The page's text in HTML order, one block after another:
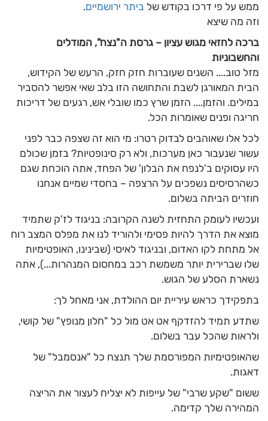
ממש על פי דרכו בקודש של ביתר ירושמיים.
וזה מה שיצא
ברכה לחזאי מגוש עציון – גרסת ה"נצח", המודלים
והחשבוניות
מזל טוב.... השנים שעוברות חזק חזק, הרעש של הקידוש,
הבית המאורגן לשבת והתחושה הזו בלב שאי אפשר להסביר
במילים. והזמן.... הזמן שרץ כמו שובלי אש, רגעים של דריכות
חריגה ופנים שאומרות הכל.
לכל אלו שאוהבים לבדוק רטרו: מי הוא זה שצפה כבר לפני
עשור שנעבור כאן מערכות, ולא רק סינופטיות? בזמן שכולם
היו עסוקים ב'לנפח את הבלון' של הפחד, אתה הוכחת שגם
כשהרסיסים נשפכים על הרצפה – בחסדי שמיים אנחנו
חוזרים הביתה בשלום.
ועכשיו לעומק התחזית לשנה הקרובה: בניגוד לז'ק שתמיד
מוצא את הדרך להיות פסימי ולהוריד לנו את מפלס המצב רוח
אל מתחת לקו האדום, ובניגוד לאיסי (שבינינו, האופטימיות
שלו שברירית יותר משמשת רכב במחסום המנהרות...), אתה
נשארת הסלע של הגוש.
בתפקידך כראש עיריית יום ההולדת, אני מאחל לך:
שתדע תמיד להזדקף אט אט מול כל "חלון מנופץ" של קושי,
ולראות שהכל עבר בשלום.
שהאופטימיות המפורסמת שלך תנצח כל "אנסמבל" של
דאגות.
ששום "שקע שרבי" של עייפות לא יצליח לעצור את הריצה
המהירה שלך קדימה.